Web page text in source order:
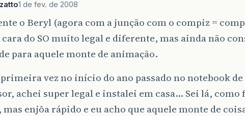
1 de fev. de 2008
o Beryl (agora com a junção com o compiz =
cara do SO muito legal e diferente, mas ainda não
para aquele monte de animação.
vez no início do ano passado no notebook
achei super legal e instalei em casa… Sei lá, como
enjôa rápido e eu acho que aquele monte de